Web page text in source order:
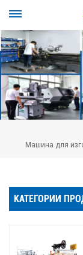
Машина для
КАТЕГОРИИ